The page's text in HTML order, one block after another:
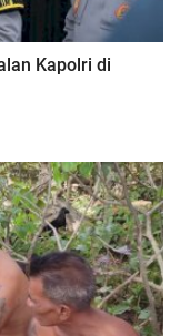
Kapolri di